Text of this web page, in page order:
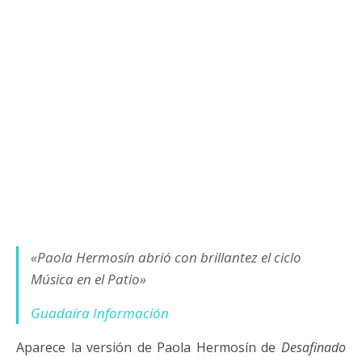
«Paola Hermosín abrió con brillantez el ciclo
Música en el Patio»
Guadaíra Información
Aparece la versión de Paola Hermosín de Desafinado